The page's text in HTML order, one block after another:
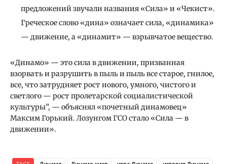
предложений звучали названия «Сила» и «Чекист».
Греческое слово «дина» означает сила, «динамика»
— движение, а «динамит» — взрывчатое вещество.
«Динамо» — это сила в движении, призванная
взорвать и разрушить в пыль и пыль все старое, гнилое,
все, что затрудняет рост нового, умного, чистого и
светлого — рост пролетарской социалистической
культуры”, — объяснял «почетный динамовец»
Максим Горький. Лозунгом ГСО стало «Сила — в
движении».